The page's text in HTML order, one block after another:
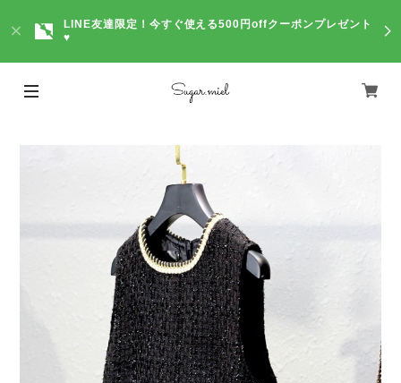
LINE友達限定！今すぐ使える500円offクーポンプレゼント
♥